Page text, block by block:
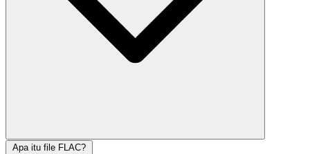
Apa itu file FLAC?